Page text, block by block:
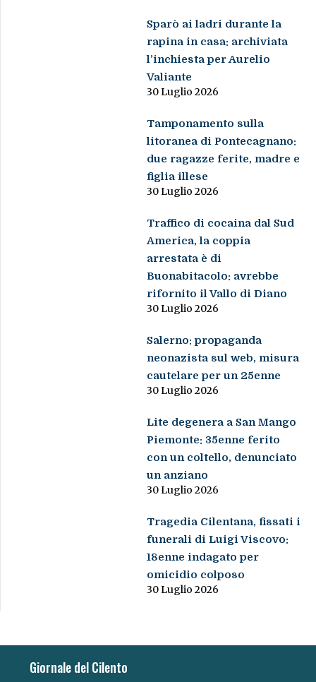
Sparò ai ladri durante la
rapina in casa: archiviata
l’inchiesta per Aurelio
Valiante
30 Luglio 2026
Tamponamento sulla
litoranea di Pontecagnano:
due ragazze ferite, madre e
figlia illese
30 Luglio 2026
Traffico di cocaina dal Sud
America, la coppia
arrestata è di
Buonabitacolo: avrebbe
rifornito il Vallo di Diano
30 Luglio 2026
Salerno: propaganda
neonazista sul web, misura
cautelare per un 25enne
30 Luglio 2026
Lite degenera a San Mango
Piemonte: 35enne ferito
con un coltello, denunciato
un anziano
30 Luglio 2026
Tragedia Cilentana, fissati i
funerali di Luigi Viscovo:
18enne indagato per
omicidio colposo
30 Luglio 2026
Giornale del Cilento